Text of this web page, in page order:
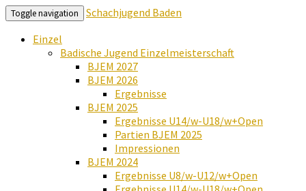
Toggle navigation
Schachjugend Baden
Einzel
Badische Jugend Einzelmeisterschaft
BJEM 2027
BJEM 2026
Ergebnisse
BJEM 2025
Ergebnisse U14/w-U18/w+Open
Partien BJEM 2025
Impressionen
BJEM 2024
Ergebnisse U8/w-U12/w+Open